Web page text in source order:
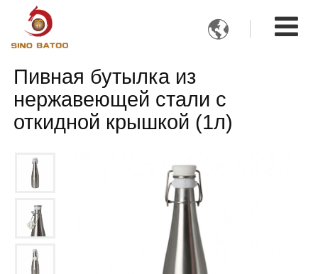

Пивная бутылка из
нержавеющей стали с
откидной крышкой (1л)